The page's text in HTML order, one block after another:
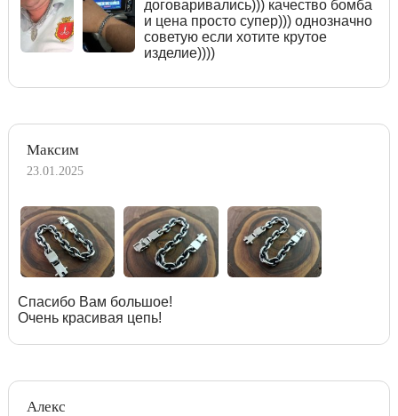
договаривались))) качество бомба
и цена просто супер))) однозначно
советую если хотите крутое
изделие))))
Максим
23.01.2025
Спасибо Вам большое!
Очень красивая цепь!
Алекс